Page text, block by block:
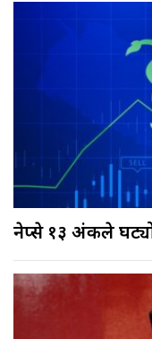
नेप्से १३ अंकले